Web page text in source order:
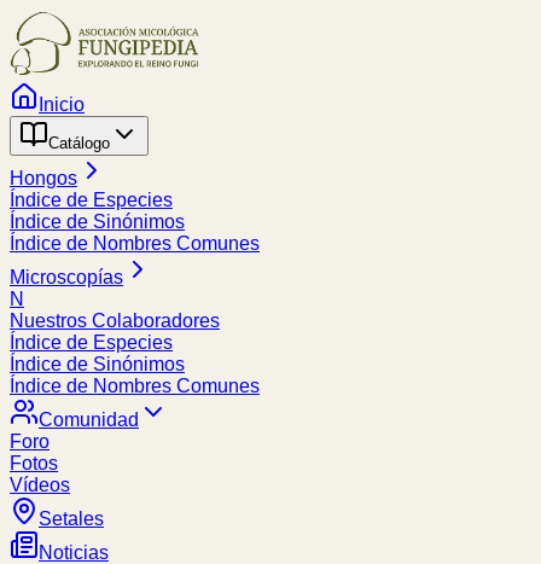
Inicio
Catálogo
Hongos
Índice de Especies
Índice de Sinónimos
Índice de Nombres Comunes
Microscopías
N
Nuestros Colaboradores
Índice de Especies
Índice de Sinónimos
Índice de Nombres Comunes
Comunidad
Foro
Fotos
Vídeos
Setales
Noticias